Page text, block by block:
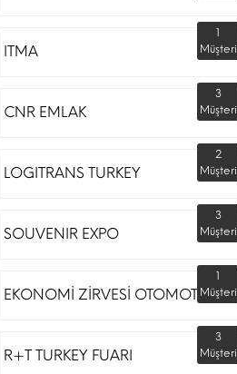
ITMA
1
Müşteri
CNR EMLAK
3
Müşteri
LOGITRANS TURKEY
2
Müşteri
SOUVENIR EXPO
3
Müşteri
EKONOMİ ZİRVESİ OTOMOTİV
1
Müşteri
R+T TURKEY FUARI
3
Müşteri